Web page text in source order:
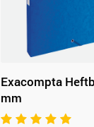
Exacompta
mm